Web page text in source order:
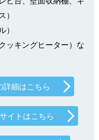
）
）
ッキングヒーター）な
詳細はこちら
イトはこちら